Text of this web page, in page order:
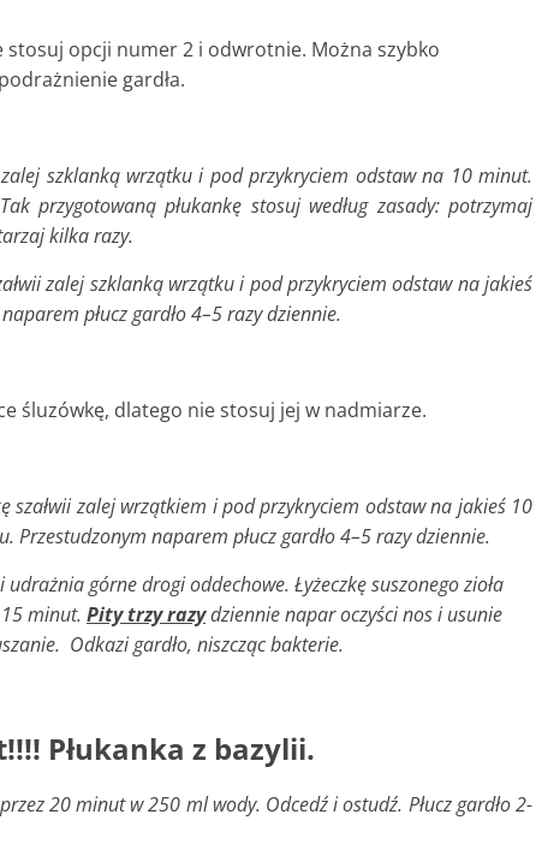
stosuj opcji numer 2 i odwrotnie. Można szybko
gardła.
szklanką wrzątku i pod przykryciem odstaw na 10 minut.
przygotowaną płukankę stosuj według zasady: potrzymaj
kilka razy.
zalej szklanką wrzątku i pod przykryciem odstaw na jakieś
płucz gardło 4–5 razy dziennie.
śluzówkę, dlatego nie stosuj jej w nadmiarze.
szałwii zalej wrzątkiem i pod przykryciem odstaw na jakieś 10
naparem płucz gardło 4–5 razy dziennie.
udrażnia górne drogi oddechowe. Łyżeczkę suszonego zioła
minut. Pity trzy razydziennie napar oczyści nos i usunie
Odkazi gardło, niszcząc bakterie.
Płukanka z bazylii.
20 minut w 250 ml wody. Odcedź i ostudź. Płucz gardło 2-